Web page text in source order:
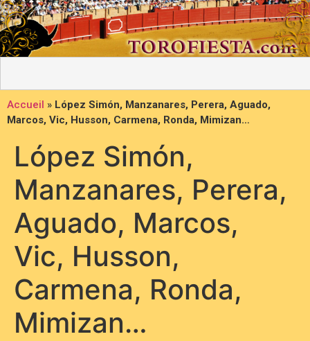
Accueil » López Simón, Manzanares, Perera, Aguado,
Marcos, Vic, Husson, Carmena, Ronda, Mimizan…
López Simón,
Manzanares, Perera,
Aguado, Marcos,
Vic, Husson,
Carmena, Ronda,
Mimizan…